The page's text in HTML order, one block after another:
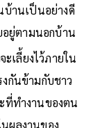
บ้านเป็นอย่างดี
ยู่ตามนอกบ้าน
เลี้ยงไว้ภายใน
กันข้ามกับชาว
ที่ทำงานของตน
ผลงานของ